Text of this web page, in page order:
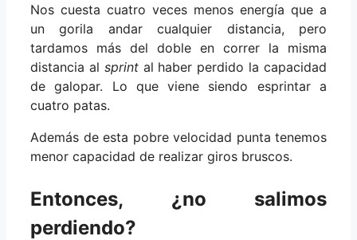
Nos cuesta cuatro veces menos energía que a
un gorila andar cualquier distancia, pero
tardamos más del doble en correr la misma
distancia al sprintal haber perdido la capacidad
de galopar. Lo que viene siendo esprintar a
cuatro patas.
Además de esta pobre velocidad punta tenemos
menor capacidad de realizar giros bruscos.
Entonces, ¿no salimos
perdiendo?